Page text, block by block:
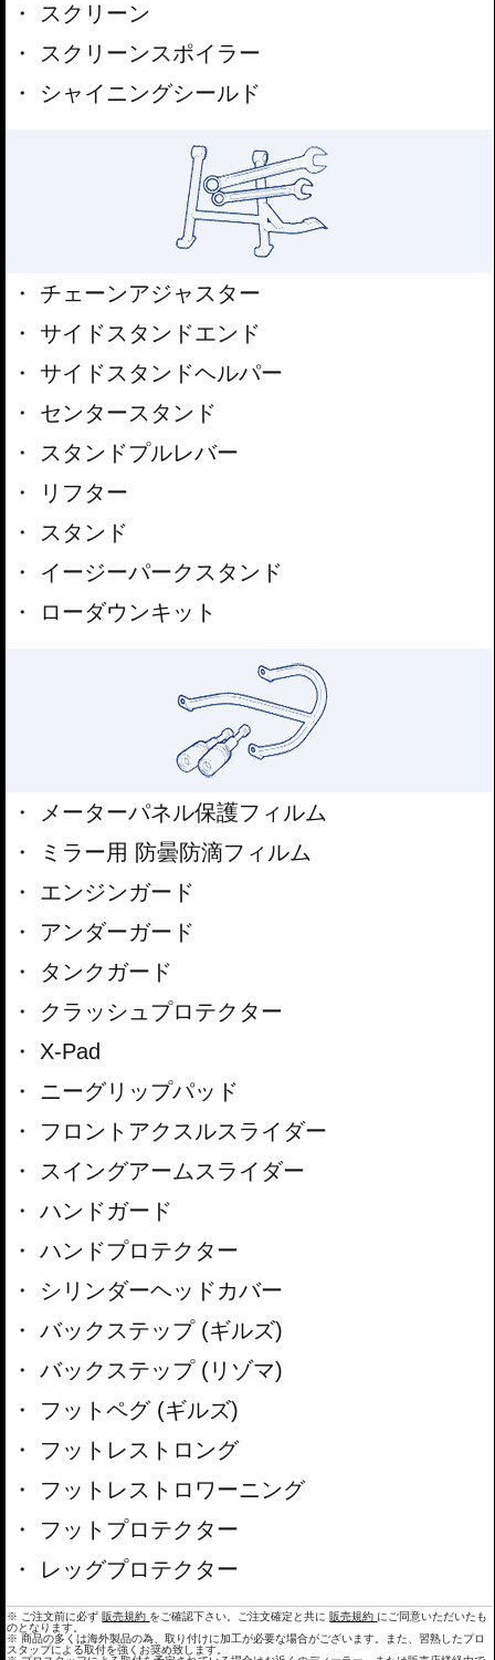
スクリーン
スクリーンスポイラー
シャイニングシールド
チェーンアジャスター
サイドスタンドエンド
サイドスタンドヘルパー
センタースタンド
スタンドプルレバー
リフター
スタンド
イージーパークスタンド
ローダウンキット
メーターパネル保護フィルム
ミラー用 防曇防滴フィルム
エンジンガード
アンダーガード
タンクガード
クラッシュプロテクター
X-Pad
ニーグリップパッド
フロントアクスルスライダー
スイングアームスライダー
ハンドガード
ハンドプロテクター
シリンダーヘッドカバー
バックステップ (ギルズ)
バックステップ (リゾマ)
フットペグ (ギルズ)
フットレストロング
フットレストロワーニング
フットプロテクター
レッグプロテクター
※ ご注文前に必ず 販売規約 をご確認下さい。ご注文確定と共に 販売規約 にご同意いただいたも
のとなります。
※ 商品の多くは海外製品の為、取り付けに加工が必要な場合がございます。また、習熟したプロ
スタップによる取付を強くお奨め致します。